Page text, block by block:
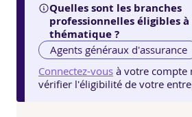
Quelles sont les branches
professionnelles éligibles
thématique ?
Agents généraux d'assurance
Connectez-vous à votre compte
vérifier l'éligibilité de votre